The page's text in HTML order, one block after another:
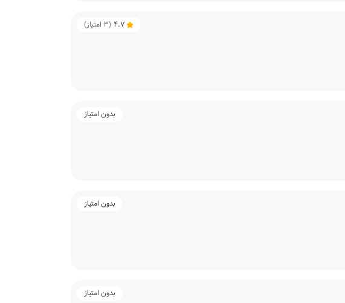
4.7
(
3 امتیاز)
بدون امتیاز
بدون امتیاز
بدون امتیاز